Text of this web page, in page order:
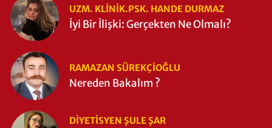
UZM. KLINIK.PSK. HANDE DURMAZ
İyi Bir İlişki: Gerçekten Ne Olmalı?
RAMAZAN SÜREKÇIOĞLU
Nereden Bakalım ?
DIYETISYEN ŞULE ŞAR